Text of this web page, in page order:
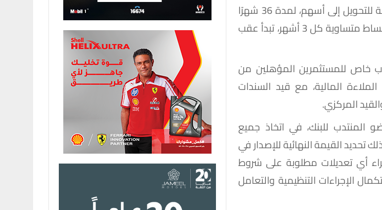
أما الشريحة الثانية فتتكون من سندات قابلة للتداول وغير قابلة للتحويل إلى أسهم، لمدة 36 شهرًا
من تاريخ غلق باب الاكتتاب، على أن يتم سداد قيمتها على 8 أقساط متساوية كل 3 أشهر، تبدأ عقب
خاص للمستثمرين المؤهلين من
المالية، مع قيد السندات
المركزي.
المنتدب للبنك، في اتخاذ جميع
تحديد القيمة النهائية للإصدار في
أي تعديلات مطلوبة على شروط
الإجراءات التنظيمية والتعامل